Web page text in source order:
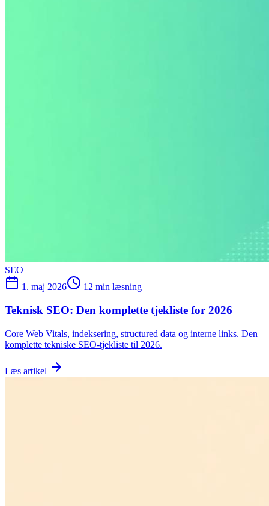
SEO
1. maj 2026
12 min læsning
Teknisk SEO: Den komplette tjekliste for 2026
Core Web Vitals, indeksering, structured data og interne links. Den
komplette tekniske SEO-tjekliste til 2026.
Læs artikel